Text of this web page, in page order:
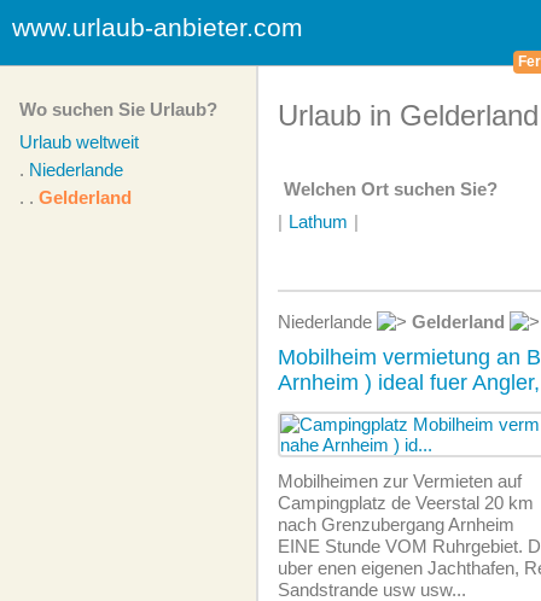
www.urlaub-anbieter.com
Wo suchen Sie Urlaub?
Urlaub weltweit
. Niederlande
. . Gelderland
Urlaub in Gelderland
Welchen Ort suchen Sie?
| Lathum |
Niederlande Gelderland
Mobilheim vermietung an
Arnheim ) ideal fuer
Mobilheimen zur Vermieten auf
Campingplatz de Veerstal 20 km
nach Grenzubergang Arnheim
EINE Stunde VOM Ruhrgebiet.
uber enen eigenen Jachthafen,
Sandstrande usw usw...